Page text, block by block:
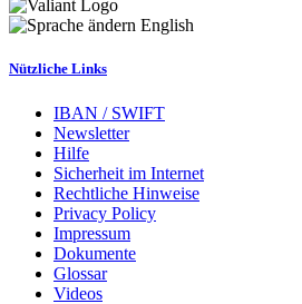
English
Nützliche Links
IBAN / SWIFT
Newsletter
Hilfe
Sicherheit im Internet
Rechtliche Hinweise
Privacy Policy
Impressum
Dokumente
Glossar
Videos